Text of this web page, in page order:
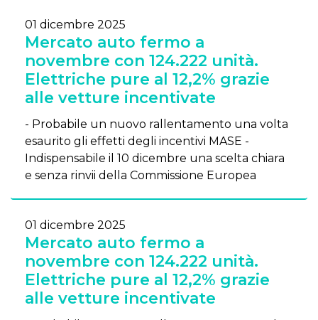
01 dicembre 2025
Mercato auto fermo a
novembre con 124.222 unità.
Elettriche pure al 12,2% grazie
alle vetture incentivate
- Probabile un nuovo rallentamento una volta
esaurito gli effetti degli incentivi MASE -
Indispensabile il 10 dicembre una scelta chiara
e senza rinvii della Commissione Europea
01 dicembre 2025
Mercato auto fermo a
novembre con 124.222 unità.
Elettriche pure al 12,2% grazie
alle vetture incentivate